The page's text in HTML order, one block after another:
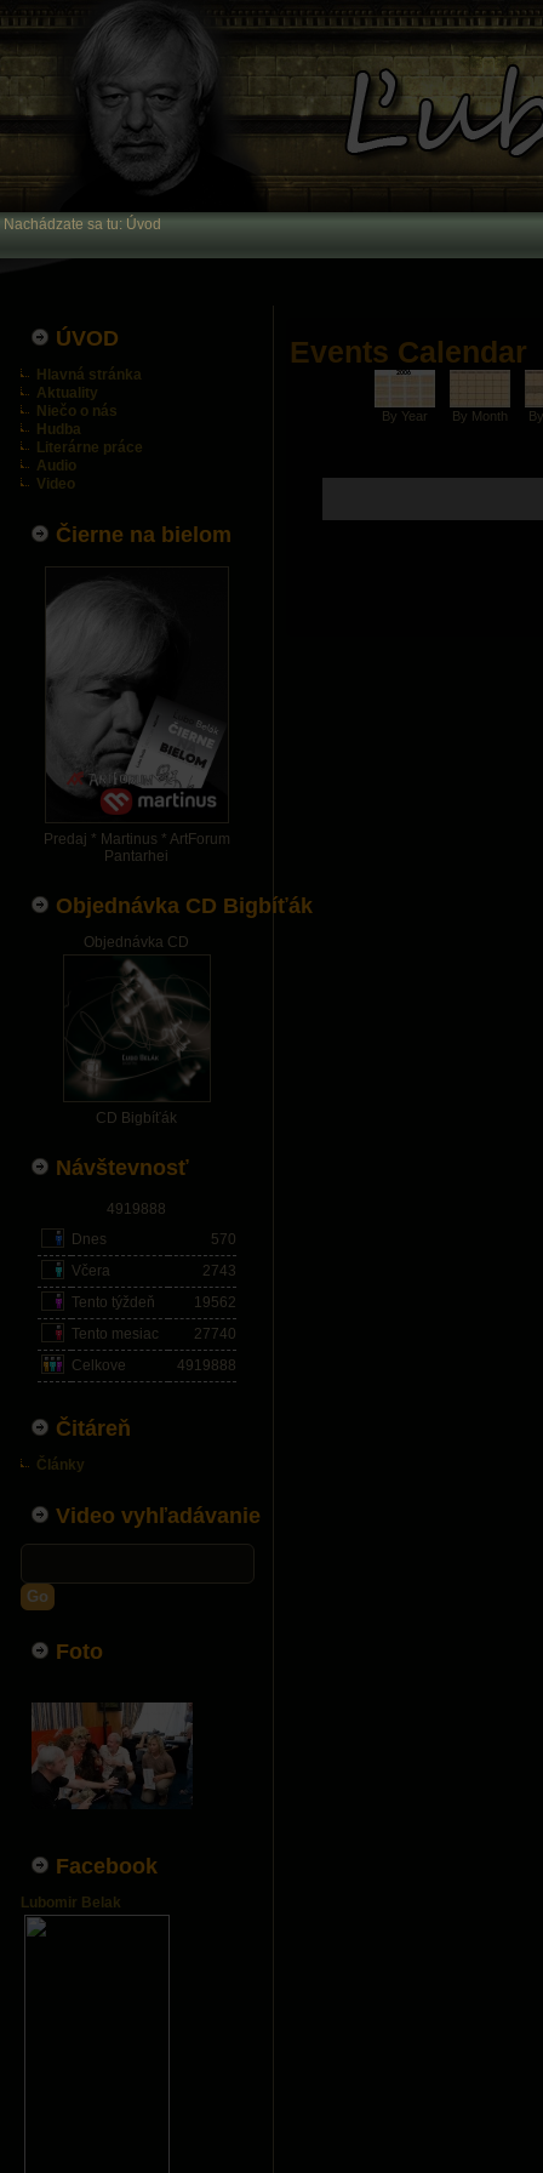
Nachádzate sa tu: Úvod
ÚVOD
Hlavná stránka
Aktuality
Niečo o nás
Hudba
Literárne práce
Audio
Video
Čierne na bielom
Predaj * Martinus * ArtForum
Pantarhei
Objednávka CD Bigbíťák
Objednávka CD
CD Bigbíťák
Návštevnosť
4919888
Dnes
570
Včera
2743
Tento týždeň
19562
Tento mesiac
27740
Celkove
4919888
Čitáreň
Články
Video vyhľadávanie
Go
Foto
Facebook
Lubomir Belak
Events Calendar
By Year By Month